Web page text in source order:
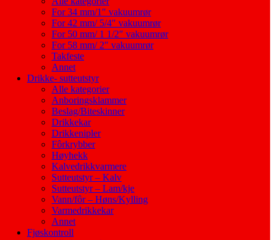
For 34 mm/1″ vakuumrør
For 42 mm/ 5/4″ vakuumrør
For 50 mm/ 1 1/2″ vakuumrør
For 58 mm/ 2″ vakuumrør
Takfeste
Annet
Drikke- sutteutstyr
Alle kategorier
Anboringsklammer
Beslag/Biteskinner
Drikkekar
Drikkenipler
Fôrkrybber
Høyhekk
Kalvedrikkvarmere
Sutteutstyr – Kalv
Sutteutstyr – Lam/kje
Vann/fôr – Høns/Kylling
Varmedrikkekar
Annet
Fjøskontroll